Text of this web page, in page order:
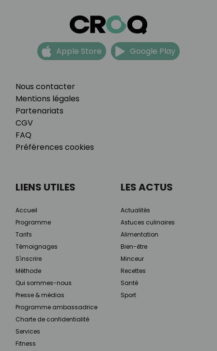
Nous contacter
Mentions légales
Partenariats
CGV
FAQ
Préférences cookies
Apple Store Google Play
LIENS UTILES
Accueil
Programme
Tarifs
Témoignages
S'inscrire
Méthode
Qui sommes-nous
Presse & médias
Programme ambassadrice
Charte de confidentialité
Services
Fitness
LES ACTUS
Actualités
Astuces culinaires
Alimentation
Bien-être
Minceur
Recettes
Santé
Sport